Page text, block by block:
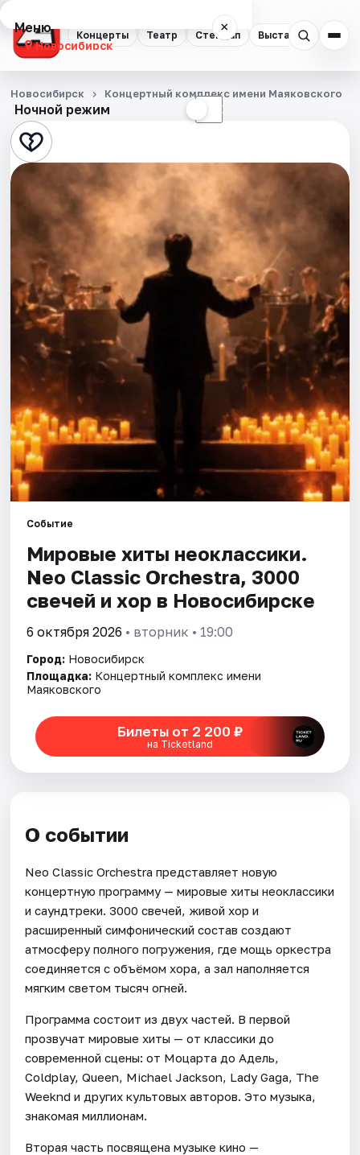
Концерты Театр Стендап Выставки
Меню ×
Новосибирск
Концерты
Театр
Стендап
Выставки
Квесты
Экскурсии
Спорт
События
Города
Площадки
Артисты
Ночной режим ☾
Новосибирск Концертный комплекс имени Маяковского
Событие
Мировые хиты неоклассики.
Neo Classic Orchestra, 3000
свечей и хор в Новосибирске
6 октября 2026 • вторник • 19:00
Город: Новосибирск
Площадка: Концертный комплекс имени
Маяковского
Билеты от 2 200 ₽
на Ticketland
О событии
Neo Classic Orchestra представляет новую
концертную программу — мировые хиты неоклассики
и саундтреки. 3000 свечей, живой хор и
расширенный симфонический состав создают
атмосферу полного погружения, где мощь оркестра
соединяется с объёмом хора, а зал наполняется
мягким светом тысяч огней.
Программа состоит из двух частей. В первой
прозвучат мировые хиты — от классики до
современной сцены: от Моцарта до Адель,
Coldplay, Queen, Michael Jackson, Lady Gaga, The
Weeknd и других культовых авторов. Это музыка,
знакомая миллионам.
Вторая часть посвящена музыке кино —